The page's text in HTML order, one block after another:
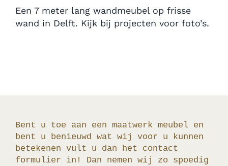
Een 7 meter lang wandmeubel op frisse
wand in Delft. Kijk bij projecten voor foto’s.
Bent u toe aan een maatwerk meubel en
bent u benieuwd wat wij voor u kunnen
betekenen vult u dan het contact
formulier in! Dan nemen wij zo spoedig